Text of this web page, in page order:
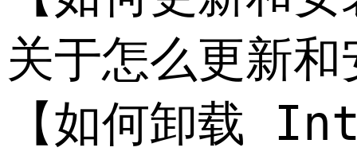
关于怎么更新
【如何卸载